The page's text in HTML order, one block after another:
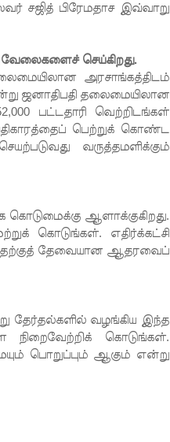
சஜித் பிரேமதாச இவ்வாறு
செய்கிறது.
அரசாங்கத்திடம்
ஜனாதிபதி தலைமையிலான
பட்டதாரி வெற்றிடங்கள்
பெற்றுக் கொண்ட
வருத்தமளிக்கும்
ஆளாக்குகிறது.
கொடுங்கள். எதிர்க்கட்சி
தேவையான ஆதரவைப்
தேர்தல்களில் வழங்கிய இந்த
நிறைவேற்றிக் கொடுங்கள்.
பொறுப்பும் ஆகும் என்று